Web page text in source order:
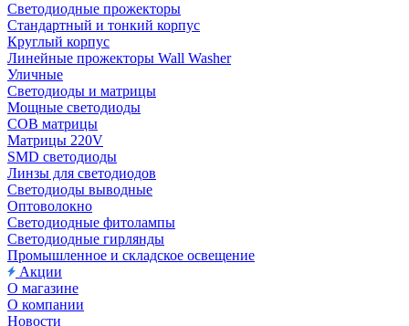
Светодиодные прожекторы
Стандартный и тонкий корпус
Круглый корпус
Линейные прожекторы Wall Washer
Уличные
Светодиоды и матрицы
Мощные светодиоды
COB матрицы
Матрицы 220V
SMD светодиоды
Линзы для светодиодов
Светодиоды выводные
Оптоволокно
Светодиодные фитолампы
Светодиодные гирлянды
Промышленное и складское освещение
Акции
О магазине
О компании
Новости